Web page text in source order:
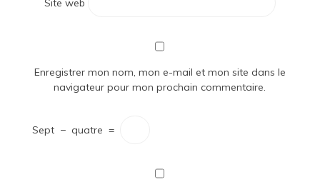
Site web
Enregistrer mon nom, mon e-mail et mon site dans le
navigateur pour mon prochain commentaire.
Sept − quatre =